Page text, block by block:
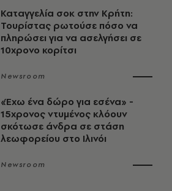
Καταγγελία σοκ στην Κρήτη:
Τουρίστας ρωτούσε πόσο να
πληρώσει για να ασελγήσει σε
10χρονο κορίτσι
Newsroom
«Έχω ένα δώρο για εσένα» -
15χρονος ντυμένος κλόουν
σκότωσε άνδρα σε στάση
λεωφορείου στο Ιλινόι
Newsroom